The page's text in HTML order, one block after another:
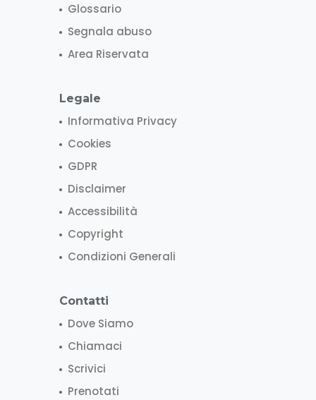
Glossario
Segnala abuso
Area Riservata
Legale
Informativa Privacy
Cookies
GDPR
Disclaimer
Accessibilità
Copyright
Condizioni Generali
Contatti
Dove Siamo
Chiamaci
Scrivici
Prenotati